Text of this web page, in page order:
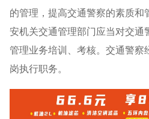
的管理，提高交通警察的素质和
安机关交通管理部门应当对交通
管理业务培训、考核。交通警察
岗执行职务。